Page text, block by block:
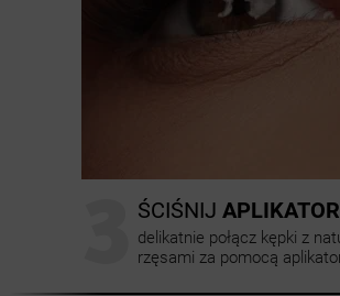
ŚCIŚNIJ
delikatnie połącz kępki z
rzęsami za pomocą